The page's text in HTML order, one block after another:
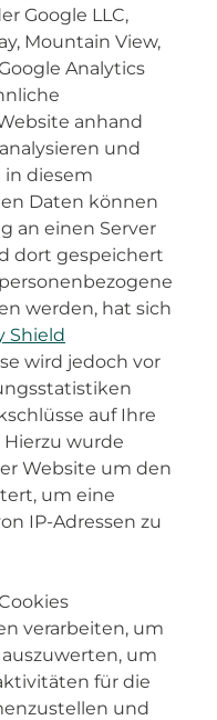
Google LLC,
Mountain View,
Analytics
anhand
und
in diesem
Daten können
an einen Server
dort gespeichert
werden, hat sich
Shield
wird jedoch vor
auf Ihre
wurde
Website um den
um eine
IP-Adressen zu
verarbeiten, um
um
für die
und